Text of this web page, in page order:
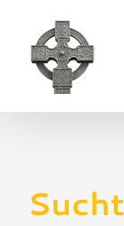
Inhalt
springen
Sucht